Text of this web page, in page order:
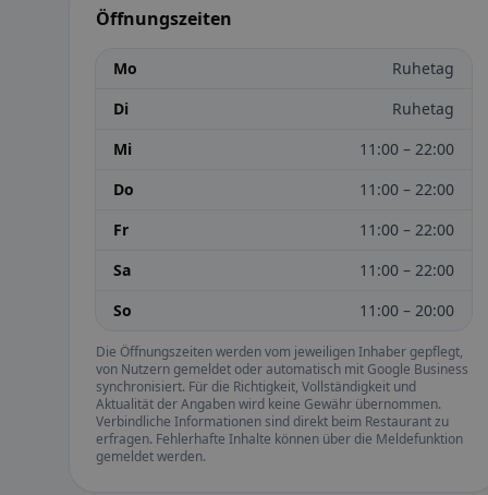
Öffnungszeiten
Mo
Ruhetag
Di
Ruhetag
Mi
11:00 – 22:00
Do
11:00 – 22:00
Fr
11:00 – 22:00
Sa
11:00 – 22:00
So
11:00 – 20:00
Die Öffnungszeiten werden vom jeweiligen Inhaber gepflegt,
von Nutzern gemeldet oder automatisch mit Google Business
synchronisiert. Für die Richtigkeit, Vollständigkeit und
Aktualität der Angaben wird keine Gewähr übernommen.
Verbindliche Informationen sind direkt beim Restaurant zu
erfragen. Fehlerhafte Inhalte können über die Meldefunktion
gemeldet werden.